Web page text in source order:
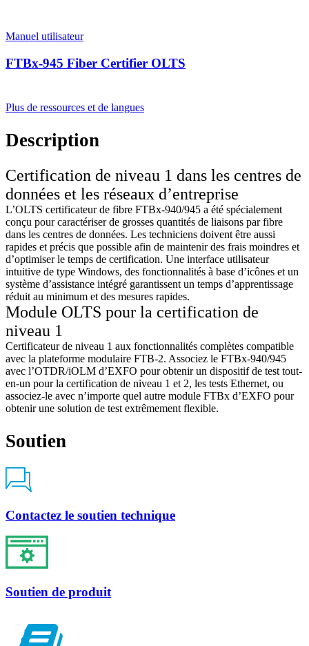
Manuel utilisateur
FTBx-945 Fiber Certifier OLTS
Plus de ressources et de langues
Description
Certification de niveau 1 dans les centres de
données et les réseaux d’entreprise
L’OLTS certificateur de fibre FTBx-940/945 a été spécialement
conçu pour caractériser de grosses quantités de liaisons par fibre
dans les centres de données. Les techniciens doivent être aussi
rapides et précis que possible afin de maintenir des frais moindres et
d’optimiser le temps de certification. Une interface utilisateur
intuitive de type Windows, des fonctionnalités à base d’icônes et un
système d’assistance intégré garantissent un temps d’apprentissage
réduit au minimum et des mesures rapides.
Module OLTS pour la certification de
niveau 1
Certificateur de niveau 1 aux fonctionnalités complètes compatible
avec la plateforme modulaire FTB-2. Associez le FTBx-940/945
avec l’OTDR/iOLM d’EXFO pour obtenir un dispositif de test tout-
en-un pour la certification de niveau 1 et 2, les tests Ethernet, ou
associez-le avec n’importe quel autre module FTBx d’EXFO pour
obtenir une solution de test extrêmement flexible.
Soutien
Contactez le soutien technique
Soutien de produit